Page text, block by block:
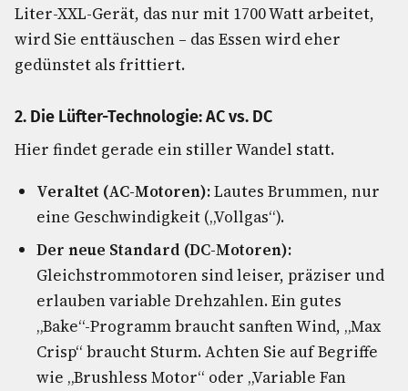
Liter-XXL-Gerät, das nur mit 1700 Watt arbeitet,
wird Sie enttäuschen – das Essen wird eher
gedünstet als frittiert.
2. Die Lüfter-Technologie: AC vs. DC
Hier findet gerade ein stiller Wandel statt.
Veraltet (AC-Motoren):Lautes Brummen, nur
eine Geschwindigkeit („Vollgas“).
Der neue Standard (DC-Motoren):
Gleichstrommotoren sind leiser, präziser und
erlauben variable Drehzahlen. Ein gutes
„Bake“-Programm braucht sanften Wind, „Max
Crisp“ braucht Sturm. Achten Sie auf Begriffe
wie „Brushless Motor“ oder „Variable Fan